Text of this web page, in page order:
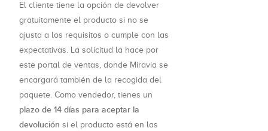
El cliente tiene la opción de devolver
gratuitamente el producto si no se
ajusta a los requisitos o cumple con las
expectativas. La solicitud la hace por
este portal de ventas, donde Miravia se
encargará también de la recogida del
paquete. Como vendedor, tienes un
plazo de 14 días para aceptar la
devolución si el producto está en las